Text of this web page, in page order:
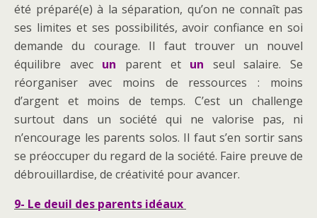
été préparé(e) à la séparation, qu’on ne connaît pas
ses limites et ses possibilités, avoir confiance en soi
demande du courage. Il faut trouver un nouvel
équilibre avec un parent et un seul salaire. Se
réorganiser avec moins de ressources : moins
d’argent et moins de temps. C’est un challenge
surtout dans un société qui ne valorise pas, ni
n’encourage les parents solos. Il faut s’en sortir sans
se préoccuper du regard de la société. Faire preuve de
débrouillardise, de créativité pour avancer.
9- Le deuil des parents idéaux